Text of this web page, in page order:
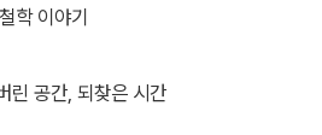
학 이야기
린 공간, 되찾은 시간